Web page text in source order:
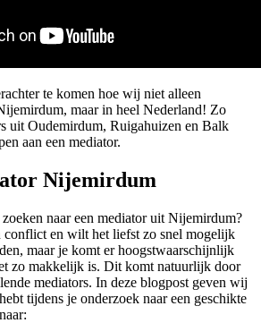
te komen hoe wij niet alleen
maar in heel Nederland! Zo
uit Oudemirdum, Ruigahuizen en Balk
aan een mediator.
Nijemirdum
naar een mediator uit Nijemirdum?
en wilt het liefst zo snel mogelijk
maar je komt er hoogstwaarschijnlijk
zo makkelijk is. Dit komt natuurlijk door
mediators. In deze blogpost geven wij
tijdens je onderzoek naar een geschikte